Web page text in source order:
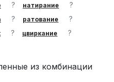
? натирание ?
? ратование ?
? цвиркание ?
из комбинации